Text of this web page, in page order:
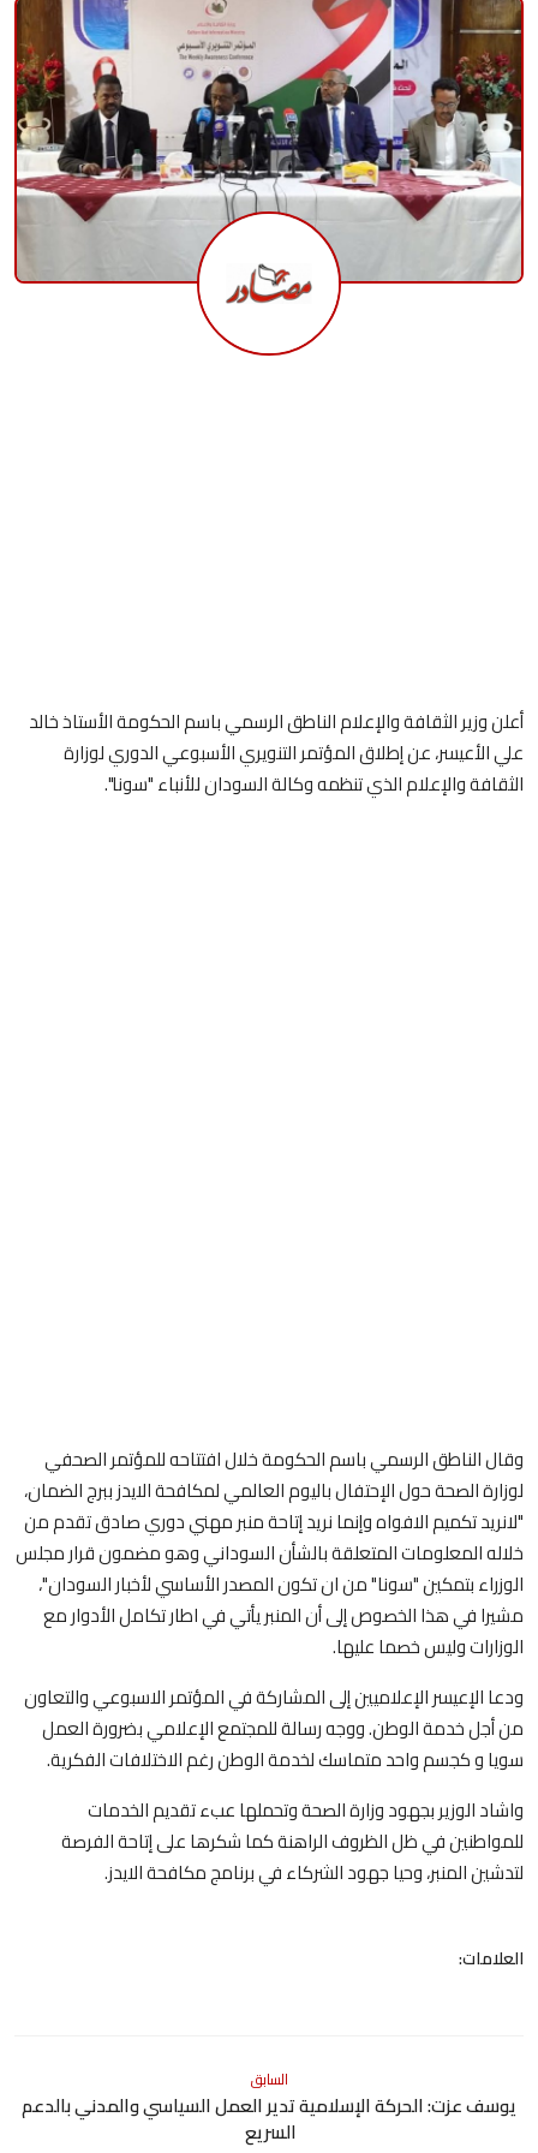
منوعات
حوادث وقضايا
عالمية
أعلن وزير الثقافة والإعلام الناطق الرسمي باسم الحكومة الأستاذ خالد
علي الأعيسر، عن إطلاق المؤتمر التنويري الأسبوعي الدوري لوزارة
الثقافة والإعلام الذي تنظمه وكالة السودان للأنباء "سونا".
وقال الناطق الرسمي باسم الحكومة خلال افتتاحه للمؤتمر الصحفي
لوزارة الصحة حول الإحتفال باليوم العالمي لمكافحة الايدز ببرج الضمان،
"لانريد تكميم الافواه وإنما نريد إتاحة منبر مهني دوري صادق تقدم من
خلاله المعلومات المتعلقة بالشأن السوداني وهو مضمون قرار مجلس
الوزراء بتمكين "سونا" من ان تكون المصدر الأساسي لأخبار السودان"،
مشيرا في هذا الخصوص إلى أن المنبر يأتي في اطار تكامل الأدوار مع
الوزارات وليس خصما عليها.
ودعا الإعيسر الإعلاميين إلى المشاركة في المؤتمر الاسبوعي والتعاون
من أجل خدمة الوطن. ووجه رسالة للمجتمع الإعلامي بضرورة العمل
سويا و كجسم واحد متماسك لخدمة الوطن رغم الاختلافات الفكرية.
واشاد الوزير بجهود وزارة الصحة وتحملها عبء تقديم الخدمات
للمواطنين في ظل الظروف الراهنة كما شكرها على إتاحة الفرصة
لتدشين المنبر، وحيا جهود الشركاء في برنامج مكافحة الايدز.
العلامات:
السابق
يوسف عزت: الحركة الإسلامية تدير العمل السياسي والمدني بالدعم
السريع